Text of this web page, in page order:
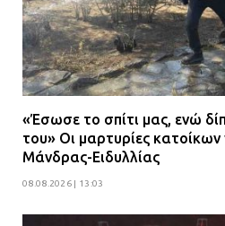
«Έσωσε το σπίτι μας, ενώ
του» Οι μαρτυρίες
Μάνδρας-Ειδυλλίας
08.08.2026 | 13:03